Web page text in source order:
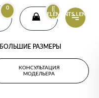
0
{{
ELEMENTS.LENGTH
}}
БОЛЬШИЕ РАЗМЕРЫ
КОНСУЛЬТАЦИЯ
МОДЕЛЬЕРА